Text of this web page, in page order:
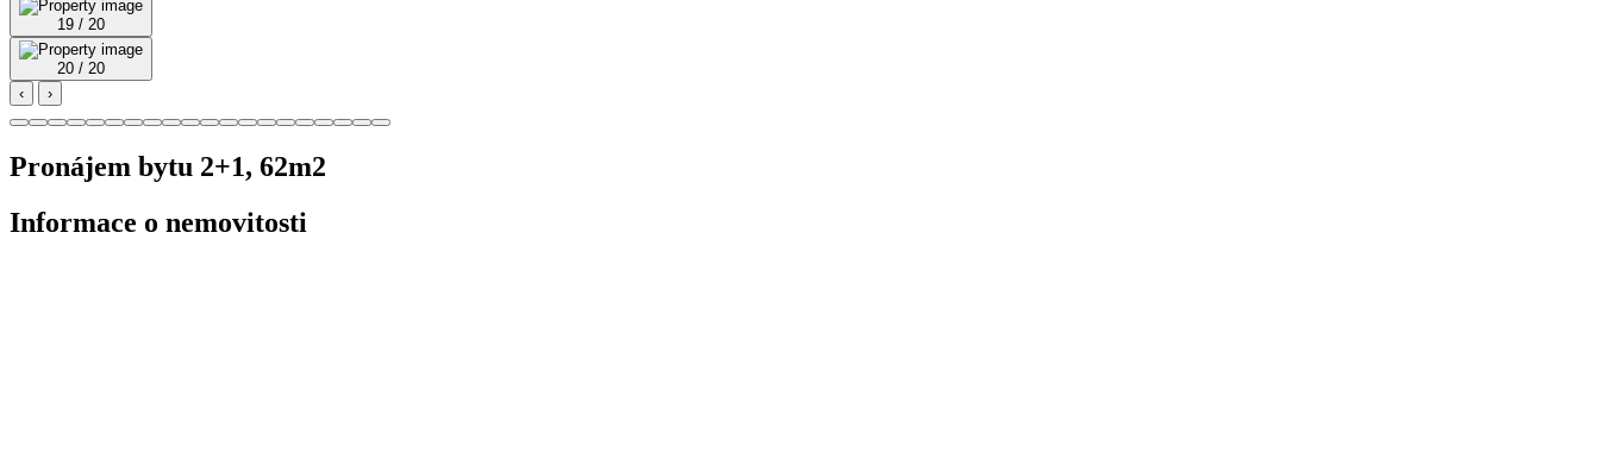
19 / 20
20 / 20
‹
›
Pronájem bytu 2+1, 62m2
Informace o nemovitosti